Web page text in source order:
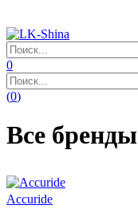
0
(0)
Все бренды
Accuride